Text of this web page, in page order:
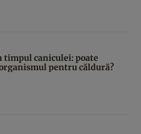
timpul caniculei: poate
pentru căldură?